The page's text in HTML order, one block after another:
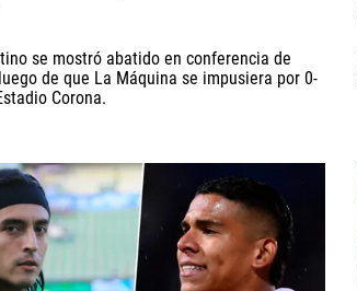
se mostró abatido en conferencia de
de que La Máquina se impusiera por 0-
Corona.